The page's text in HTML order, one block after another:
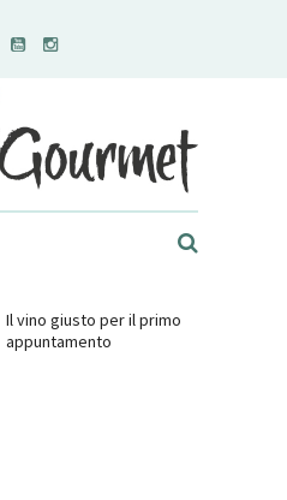
Il vino giusto per il primo
appuntamento